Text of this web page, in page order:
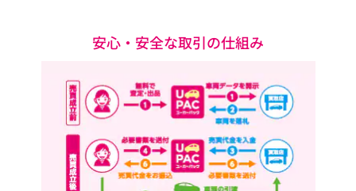
安心・安全な取引の仕組み